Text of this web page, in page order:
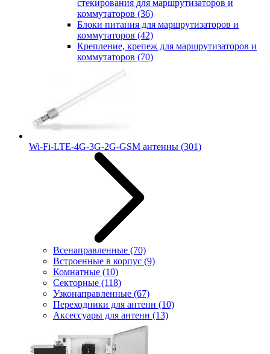
стекирования для маршрутизаторов и
коммутаторов (36)
Блоки питания для маршрутизаторов и
коммутаторов (42)
Крепление, крепеж для маршрутизаторов и
коммутаторов (70)
Wi-Fi-LTE-4G-3G-2G-GSM антенны (301)
Всенаправленные (70)
Встроенные в корпус (9)
Комнатные (10)
Секторные (118)
Узконаправленные (67)
Переходники для антенн (10)
Аксессуары для антенн (13)